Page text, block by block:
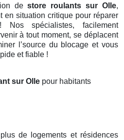
destore roulants sur Olle,
en situation critique pour réparer
spécialistes, facilement
à tout moment, se déplacent
l’source du blocage et vous
et fiable !
sur Olle pour habitants
de logements et résidences